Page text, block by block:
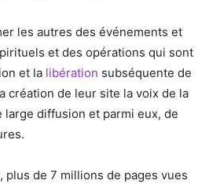
les autres des événements et
et des opérations qui sont
et la libération subséquente de
création de leur site la voix de la
large diffusion et parmi eux, de
plus de 7 millions de pages vues